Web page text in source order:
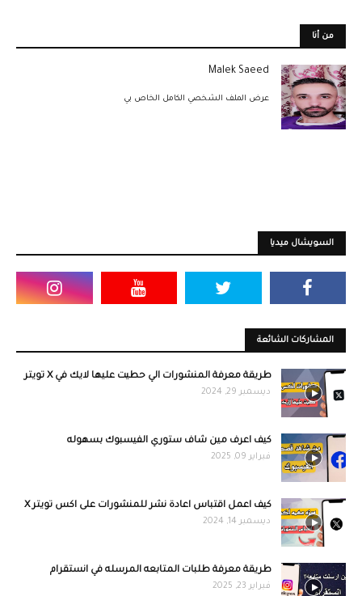
من أنا
Malek Saeed
عرض الملف الشخصي الكامل الخاص بي
السويشال ميديا
المشاركات الشائعة
طريقة معرفة المنشورات الي حطيت عليها لايك في X تويتر
ديسمبر 29, 2024
كيف اعرف مين شاف ستوري الفيسبوك بسهوله
فبراير 09, 2025
كيف اعمل اقتباس اعادة نشر للمنشورات على اكس تويتر X
ديسمبر 14, 2024
طريقة معرفة طلبات المتابعه المرسله في انستقرام
فبراير 23, 2025